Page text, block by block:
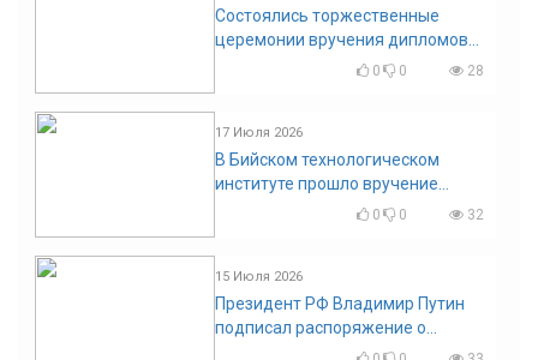
Состоялись торжественные
церемонии вручения дипломов
0 0 28
17 Июля 2026
В Бийском технологическом
институте прошло вручение
0 0 32
15 Июля 2026
Президент РФ Владимир Путин
подписал распоряжение о
поощрении граждан и трудовых